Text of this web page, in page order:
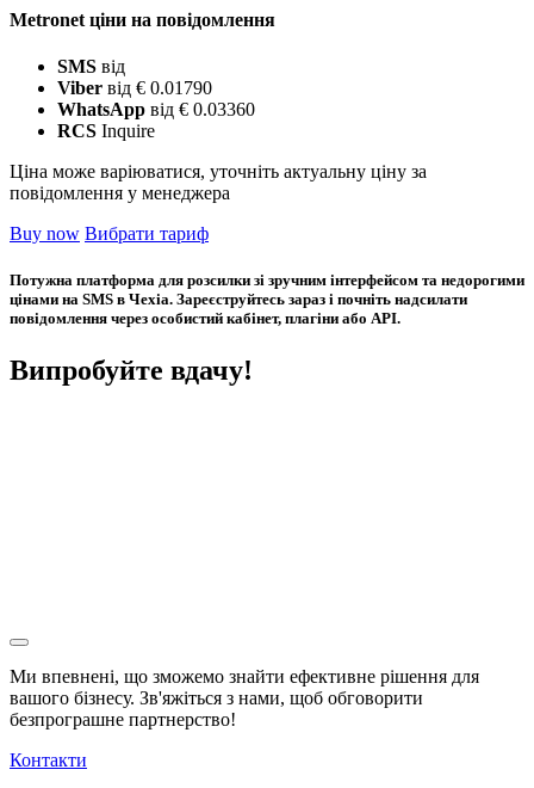
Metronet ціни на повідомлення
SMS від
Viber від € 0.01790
WhatsApp від € 0.03360
RCS Inquire
Ціна може варіюватися, уточніть актуальну ціну за
повідомлення у менеджера
Buy now Вибрати тариф
Потужна платформа для розсилки зі зручним інтерфейсом та недорогими
цінами на SMS в Чехіа. Зареєструйтесь зараз і почніть надсилати
повідомлення через особистий кабінет, плагіни або API.
Випробуйте вдачу!
Ми впевнені, що зможемо знайти ефективне рішення для
вашого бізнесу. Зв'яжіться з нами, щоб обговорити
безпрограшне партнерство!
Контакти